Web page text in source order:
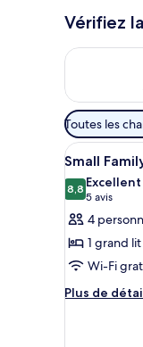
Vérifiez
Vérifier la
Filtres
disponibles
pour
les
chambres
Toutes les
Afficher
toutes
les
photos
pour
ce
type
de
4
Small
8,88,8 sur 10
Excellent
5 avis
(5 avis)
4
1 grand
Wi-Fi
Plus de
Plus